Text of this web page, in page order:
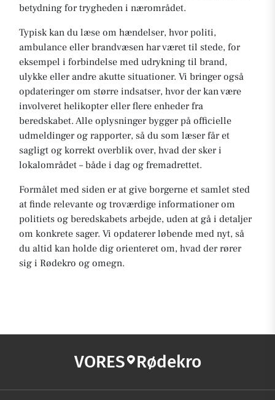
betydning for trygheden i nærområdet.
Typisk kan du læse om hændelser, hvor politi,
ambulance eller brandvæsen har været til stede, for
eksempel i forbindelse med udrykning til brand,
ulykke eller andre akutte situationer. Vi bringer også
opdateringer om større indsatser, hvor der kan være
involveret helikopter eller flere enheder fra
beredskabet. Alle oplysninger bygger på officielle
udmeldinger og rapporter, så du som læser får et
sagligt og korrekt overblik over, hvad der sker i
lokalområdet – både i dag og fremadrettet.
Formålet med siden er at give borgerne et samlet sted
at finde relevante og troværdige informationer om
politiets og beredskabets arbejde, uden at gå i detaljer
om konkrete sager. Vi opdaterer løbende med nyt, så
du altid kan holde dig orienteret om, hvad der rører
sig i Rødekro og omegn.
VORES Rødekro